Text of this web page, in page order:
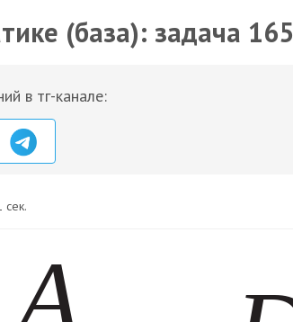
(база): задача 165
в тг-канале:
сек.